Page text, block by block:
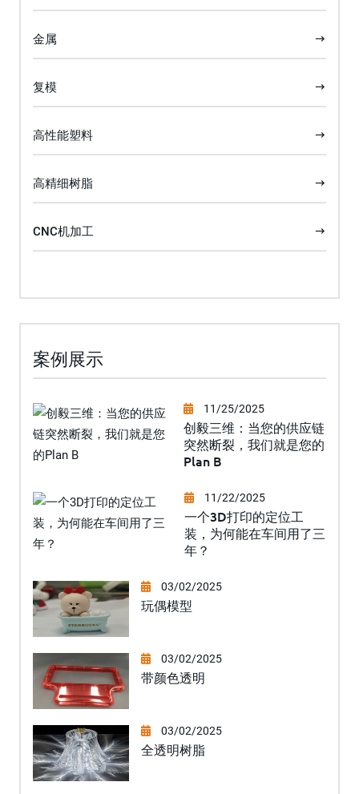
金属
复模
高性能塑料
高精细树脂
CNC机加工
案例展示
11/25/2025
创毅三维：当您的供应链
突然断裂，我们就是您的
Plan B
11/22/2025
一个3D打印的定位工
装，为何能在车间用了三
年？
03/02/2025
玩偶模型
03/02/2025
带颜色透明
03/02/2025
全透明树脂